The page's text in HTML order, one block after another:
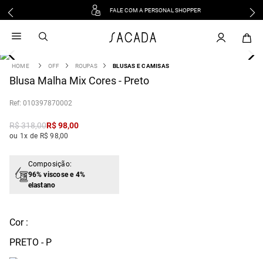
FALE COM A PERSONAL SHOPPER
OFF ROUPAS BLUSAS E CAMISAS
Blusa Malha Mix Cores - Preto
: 010397870002
R$318,00R$98,00
ou 1x de R$ 98,00
Composição:
96% viscose e 4%
elastano
Cor :
PRETO - P
vestido
3 º blusa
º tricot
º macacão
jeans
º vestido curto